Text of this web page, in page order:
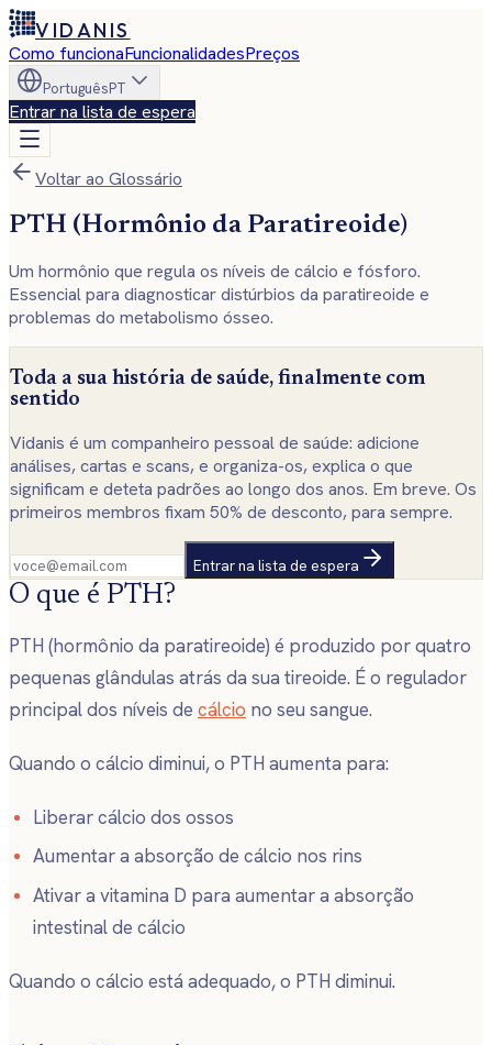
VIDANIS
Como funcionaFuncionalidadesPreços
PortuguêsPT
Entrar na lista de espera
Voltar ao Glossário
PTH (Hormônio da Paratireoide)
Um hormônio que regula os níveis de cálcio e fósforo.
Essencial para diagnosticar distúrbios da paratireoide e
problemas do metabolismo ósseo.
Toda a sua história de saúde, finalmente com
sentido
Vidanis é um companheiro pessoal de saúde: adicione
análises, cartas e scans, e organiza-os, explica o que
significam e deteta padrões ao longo dos anos. Em breve. Os
primeiros membros fixam 50% de desconto, para sempre.
Entrar na lista de espera
O que é PTH?
PTH (hormônio da paratireoide) é produzido por quatro
pequenas glândulas atrás da sua tireoide. É o regulador
principal dos níveis de cálcio no seu sangue.
Quando o cálcio diminui, o PTH aumenta para:
Liberar cálcio dos ossos
Aumentar a absorção de cálcio nos rins
Ativar a vitamina D para aumentar a absorção
intestinal de cálcio
Quando o cálcio está adequado, o PTH diminui.